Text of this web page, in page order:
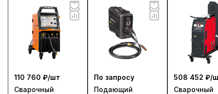
110 760 ₽/шт
Сварочный
По запросу
Подающий
508 452 ₽/
Сварочный